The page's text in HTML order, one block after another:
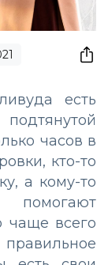
есть
часов в
кто-то
а кому-то
помогают
чаще всего